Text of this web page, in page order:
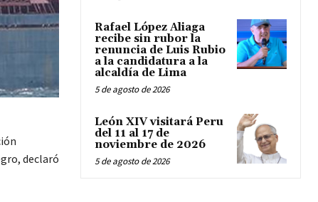
declaró
Rafael López Aliaga
recibe sin rubor la
renuncia de Luis Rubio
a la candidatura a la
alcaldía de Lima
5 de agosto de 2026
León XIV visitará Peru
del 11 al 17 de
noviembre de 2026
5 de agosto de 2026